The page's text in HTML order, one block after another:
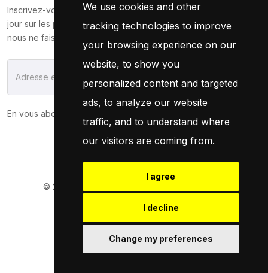
We use cookies and other
tracking technologies to improve
your browsing experience on our
website, to show you
personalized content and targeted
ads, to analyze our website
traffic, and to understand where
our visitors are coming from.
I agree
I decline
Change my preferences
Inscrivez-vous maintenant pour recevoir les dernières mises à
jour sur les promotions et les coupons. Ne vous inquiétez pas,
nous ne faisons pas de spam !
S'Abonner
En vous abonnant, vous acceptez notre
© 2026
Naro Dev